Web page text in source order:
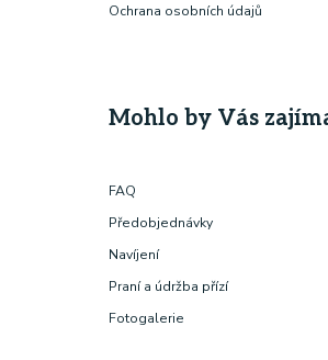
Ochrana osobních údajů
Mohlo by Vás
FAQ
Předobjednávky
Navíjení
Praní a údržba přízí
Fotogalerie